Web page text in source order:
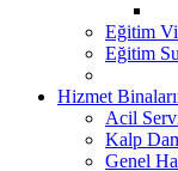
Eğitim
Eğitim
Hizmet
Acil
Kalp
Genel